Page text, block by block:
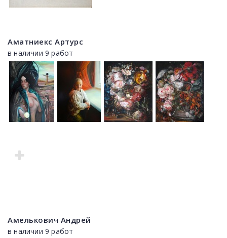
Аматниекс Артурс
в наличии 9 работ
Амелькович Андрей
в наличии 9 работ